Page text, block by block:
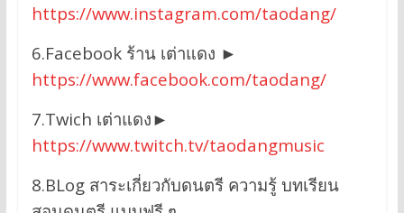
https://www.instagram.com/taodang/
6.Facebook ร้าน เต่าแดง ►
https://www.facebook.com/taodang/
7.Twich เต่าแดง►
https://www.twitch.tv/taodangmusic
8.BLog สาระเกี่ยวกับดนตรี ความรู้ บทเรียน